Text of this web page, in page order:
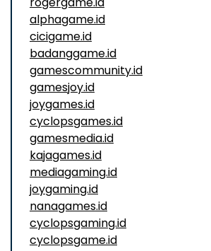
alphagame.id
cicigame.id
badanggame.id
gamescommunity.id
gamesjoy.id
joygames.id
cyclopsgames.id
gamesmedia.id
kajagames.id
mediagaming.id
joygaming.id
nanagames.id
cyclopsgaming.id
cyclopsgame.id